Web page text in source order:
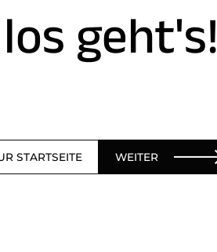
geht's!
STARTSEITE WEITER